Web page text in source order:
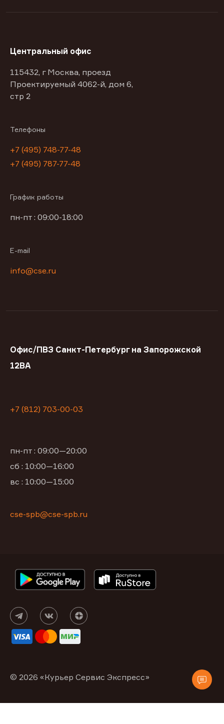
Центральный офис
115432, г Москва, проезд
Проектируемый 4062-й, дом 6,
стр 2
Телефоны
+7 (495) 748-77-48
+7 (495) 787-77-48
График работы
пн-пт : 09:00-18:00
E-mail
info@cse.ru
Офис/ПВЗ Санкт-Петербург на Запорожской
12ВА
+7 (812) 703-00-03
пн-пт : 09:00—20:00
сб : 10:00—16:00
вс : 10:00—15:00
cse-spb@cse-spb.ru
© 2026 «Курьер Сервис Экспресс»